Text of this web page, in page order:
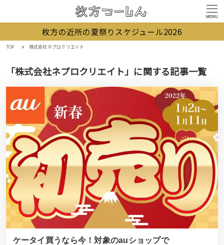
MENU
枚方の近所の夏祭りスケジュール2026
TOP 株式会社ネプロクリエイト
「株式会社ネプロクリエイト」に関する記事一覧
ケータイ買うなら今！対象のauショップで